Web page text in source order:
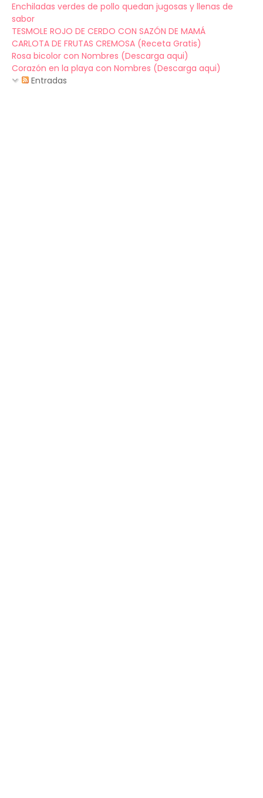
Enchiladas verdes de pollo quedan jugosas y llenas de
sabor
TESMOLE ROJO DE CERDO CON SAZÓN DE MAMÁ
CARLOTA DE FRUTAS CREMOSA (Receta Gratis)
Rosa bicolor con Nombres (Descarga aqui)
Corazón en la playa con Nombres (Descarga aqui)
Entradas